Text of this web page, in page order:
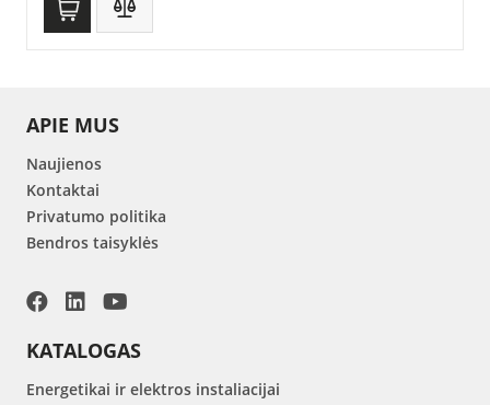
APIE MUS
Naujienos
Kontaktai
Privatumo politika
Bendros taisyklės
KATALOGAS
Energetikai ir elektros instaliacijai